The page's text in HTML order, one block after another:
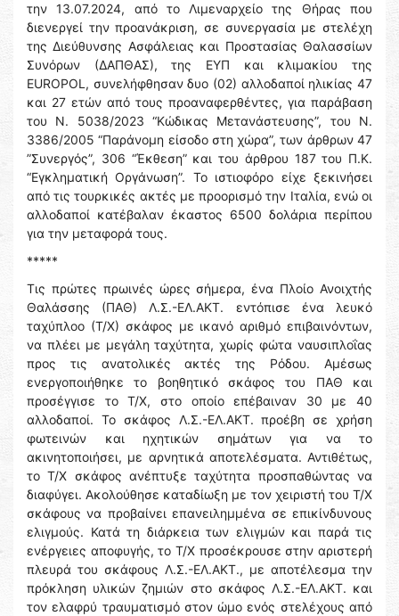
την 13.07.2024, από το Λιμεναρχείο της Θήρας που
διενεργεί την προανάκριση, σε συνεργασία με στελέχη
της Διεύθυνσης Ασφάλειας και Προστασίας Θαλασσίων
Συνόρων (ΔΑΠΘΑΣ), της ΕΥΠ και κλιμακίου της
EUROPOL, συνελήφθησαν δυο (02) αλλοδαποί ηλικίας 47
και 27 ετών από τους προαναφερθέντες, για παράβαση
του Ν. 5038/2023 “Κώδικας Μετανάστευσης”, του Ν.
3386/2005 “Παράνομη είσοδο στη χώρα”, των άρθρων 47
”Συνεργός”, 306 “Έκθεση” και του άρθρου 187 του Π.Κ.
“Εγκληματική Οργάνωση”. Το ιστιοφόρο είχε ξεκινήσει
από τις τουρκικές ακτές με προορισμό την Ιταλία, ενώ οι
αλλοδαποί κατέβαλαν έκαστος 6500 δολάρια περίπου
για την μεταφορά τους.
*****
Τις πρώτες πρωινές ώρες σήμερα, ένα Πλοίο Ανοιχτής
Θαλάσσης (ΠΑΘ) Λ.Σ.-ΕΛ.ΑΚΤ. εντόπισε ένα λευκό
ταχύπλοο (Τ/Χ) σκάφος με ικανό αριθμό επιβαινόντων,
να πλέει με μεγάλη ταχύτητα, χωρίς φώτα ναυσιπλοΐας
προς τις ανατολικές ακτές της Ρόδου. Αμέσως
ενεργοποιήθηκε το βοηθητικό σκάφος του ΠΑΘ και
προσέγγισε το Τ/Χ, στο οποίο επέβαιναν 30 με 40
αλλοδαποί. Το σκάφος Λ.Σ.-ΕΛ.ΑΚΤ. προέβη σε χρήση
φωτεινών και ηχητικών σημάτων για να το
ακινητοποιήσει, με αρνητικά αποτελέσματα. Αντιθέτως,
το Τ/Χ σκάφος ανέπτυξε ταχύτητα προσπαθώντας να
διαφύγει. Ακολούθησε καταδίωξη με τον χειριστή του Τ/Χ
σκάφους να προβαίνει επανειλημμένα σε επικίνδυνους
ελιγμούς. Κατά τη διάρκεια των ελιγμών και παρά τις
ενέργειες αποφυγής, το Τ/Χ προσέκρουσε στην αριστερή
πλευρά του σκάφους Λ.Σ.-ΕΛ.ΑΚΤ., με αποτέλεσμα την
πρόκληση υλικών ζημιών στο σκάφος Λ.Σ.-ΕΛ.ΑΚΤ. και
τον ελαφρύ τραυματισμό στον ώμο ενός στελέχους από